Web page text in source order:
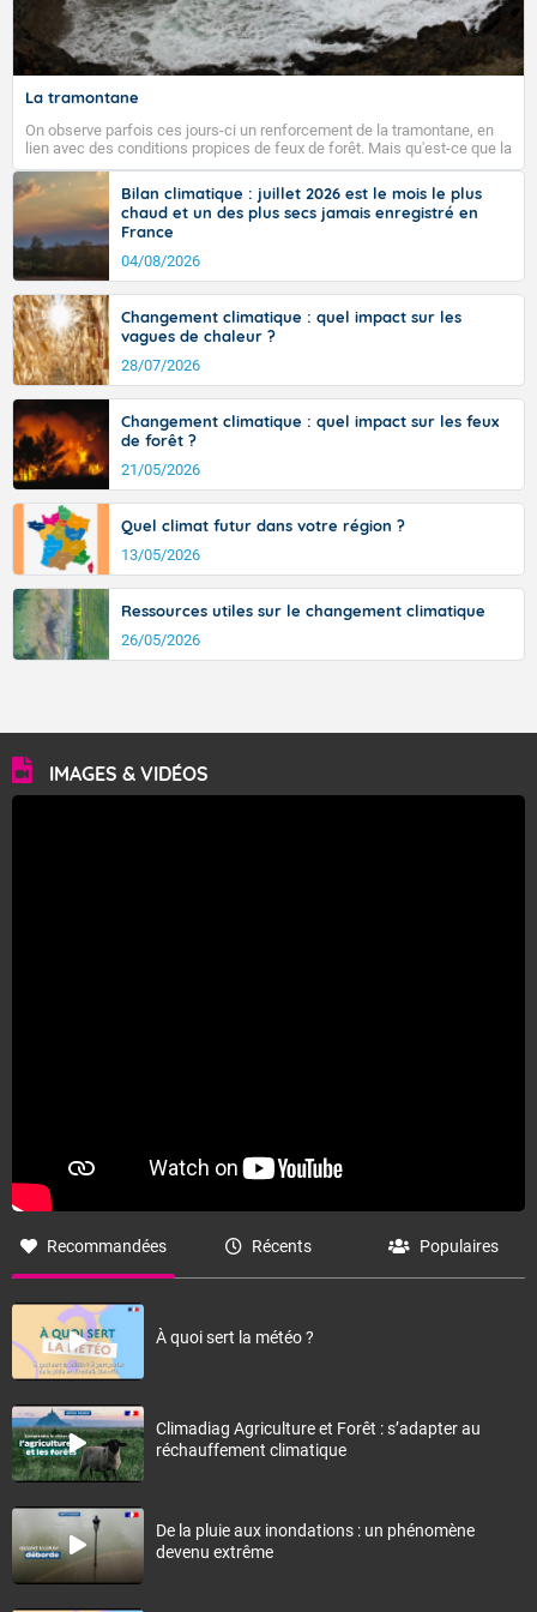
Fermer
La tramontane
On observe parfois ces jours-ci un renforcement de la tramontane, en
lien avec des conditions propices de feux de forêt. Mais qu'est-ce que la
tramontane ? Quelles sont ses caractéristiques ? La tramontane est un
vent turbulent soufflant de secteur nord-ouest à nord, ou ouest à nord-
ouest, dans un secteur qui part du Roussillon à la vallée de l’Aude et à
l’ouest de l’Hérault. L’étymologie de ce vent vient du latin trasmontanus,
signifiant au-delà des monts, en allusion aux régions montagneuses
d’où provient ce vent.
Bilan climatique : juillet 2026 est le mois le plus
chaud et un des plus secs jamais enregistré en
France
04/08/2026
Changement climatique : quel impact sur les
vagues de chaleur ?
28/07/2026
Changement climatique : quel impact sur les feux
de forêt ?
21/05/2026
Quel climat futur dans votre région ?
13/05/2026
Ressources utiles sur le changement climatique
26/05/2026
IMAGES & VIDÉOS
Recommandées Récents Populaires
À quoi sert la météo ?
Climadiag Agriculture et Forêt : s’adapter au
réchauffement climatique
De la pluie aux inondations : un phénomène
devenu extrême